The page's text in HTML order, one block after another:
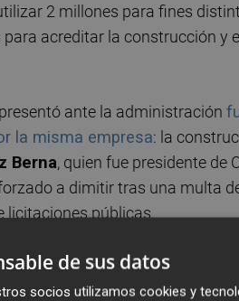
2 millones para fines
acreditar la construcción y
ante la administración
la misma empresa: la
Berna, quien fue presidente de
a dimitir tras una multa
licitaciones públicas.
Modesto Crespo, que presidió
por la Generalitat. Crespo
de sus datos
socios utilizamos cookies y